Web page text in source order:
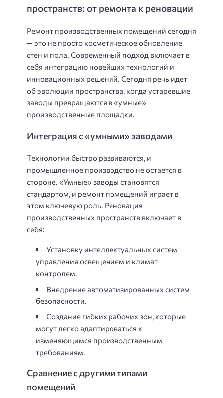
пространств: от ремонта к реновации
Ремонт производственных помещений сегодня
— это не просто косметическое обновление
стен и пола. Современный подход включает в
себя интеграцию новейших технологий и
инновационных решений. Сегодня речь идет
об эволюции пространства, когда устаревшие
заводы превращаются в «умные»
производственные площадки.
Интеграция с «умными» заводами
Технологии быстро развиваются, и
промышленное производство не остается в
стороне. «Умные» заводы становятся
стандартом, и ремонт помещений играет в
этом ключевую роль. Реновация
производственных пространств включает в
себя:
Установку интеллектуальных систем
управления освещением и климат-
контролем.
Внедрение автоматизированных систем
безопасности.
Создание гибких рабочих зон, которые
могут легко адаптироваться к
изменяющимся производственным
требованиям.
Сравнение с другими типами
помещений